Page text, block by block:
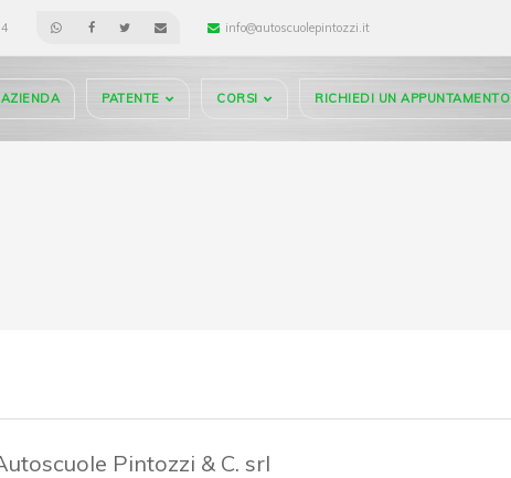
info@autoscuolepintozzi.it
AZIENDA PATENTE CORSI RICHIEDI UN APPUNTAMENTO
Pintozzi & C. srl